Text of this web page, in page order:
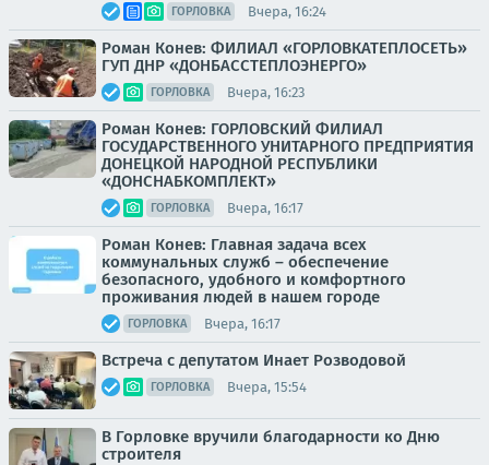
ГОРЛОВКА Вчера, 16:24
Роман Конев: ФИЛИАЛ «ГОРЛОВКАТЕПЛОСЕТЬ»
ГУП ДНР «ДОНБАССТЕПЛОЭНЕРГО»
ГОРЛОВКА Вчера, 16:23
Роман Конев: ГОРЛОВСКИЙ ФИЛИАЛ
ГОСУДАРСТВЕННОГО УНИТАРНОГО ПРЕДПРИЯТИЯ
ДОНЕЦКОЙ НАРОДНОЙ РЕСПУБЛИКИ
«ДОНСНАБКОМПЛЕКТ»
ГОРЛОВКА Вчера, 16:17
Роман Конев: Главная задача всех
коммунальных служб – обеспечение
безопасного, удобного и комфортного
проживания людей в нашем городе
ГОРЛОВКА Вчера, 16:17
Встреча с депутатом Инает Розводовой
ГОРЛОВКА Вчера, 15:54
В Горловке вручили благодарности ко Дню
строителя